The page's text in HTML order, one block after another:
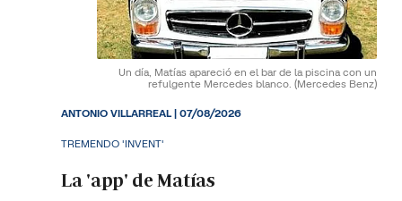
Un día, Matías apareció en el bar de la piscina con un
refulgente Mercedes blanco. (Mercedes Benz)
TREMENDO 'INVENT'
La 'app' de Matías
ANTONIO VILLARREAL|07/08/2026